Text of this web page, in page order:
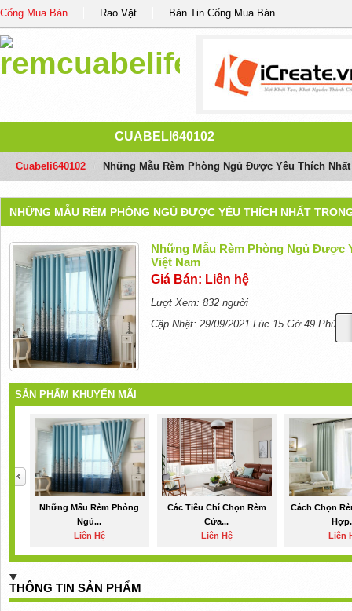
Cổng Mua Bán Rao Vặt Bản Tin Cổng Mua Bán
CUABELI640102
Cuabeli640102 Những Mẫu Rèm Phòng Ngủ Được Yêu Thích
NHỮNG MẪU RÈM PHÒNG NGỦ ĐƯỢC YÊU THÍCH NHẤT
Những Mẫu Rèm Phòng Ngủ Được
Việt Nam
Giá Bán: Liên hệ
Lượt Xem: 832 người
Cập Nhật: 29/09/2021 Lúc 15 Gờ 49 Phút
SẢN PHẨM KHUYẾN MÃI
Những Mẫu Rèm Phòng
Ngủ...
Liên Hệ
Các Tiêu Chí Chọn Rèm
Cửa...
Liên Hệ
Cách Chọn
Liên
THÔNG TIN SẢN PHẨM